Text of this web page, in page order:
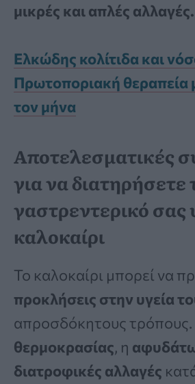
μικρές και απλές αλλαγές.
Ελκώδης κολίτιδα και
Πρωτοποριακή θεραπεία
τον μήνα
Αποτελεσματικές
για να διατηρήσετε
γαστρεντερικό σας
καλοκαίρι
Το καλοκαίρι μπορεί να
προκλήσεις στην υγεία
απροσδόκητους
θερμοκρασίας, η
διατροφικές αλλαγές